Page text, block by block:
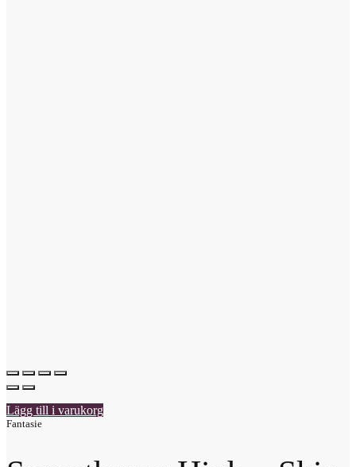
Lägg till i varukorg
Fantasie